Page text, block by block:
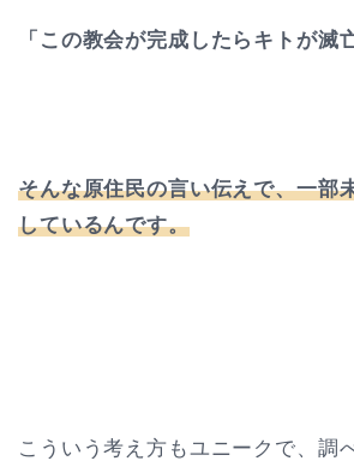
「この教会が完成したらキトが滅
そんな原住民の言い伝えで、一部
しているんです。
こういう考え方もユニークで、調